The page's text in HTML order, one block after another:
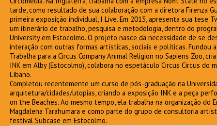
tarde, como resultado de sua colaboração com a diretora Firenza
primeira exposição individual, I Live. Em 2015, apresenta sua tese
um itinerário de trabalho, pesquisa e metodologia, dentro do
University em Estocolmo. O projeto nasce da necessidade de se
interação com outras formas artísticas, sociais e políticas. Fundou
Trabalha para a Circus Company Animal Religion no Sapiens Zoo,
INK em Alby (Estocolmo), colabora no espetáculo Circus Circus do
Líbano.
Completou recentemente um curso de pós-graduação na
arquitetura/cidades/utopias, criando a exposição INK e a peça
on the Beaches. Ao mesmo tempo, ela trabalha na organização do
Magdalena Tarahumara e como parte do grupo de consultoria
festival Subcase em Estocolmo.